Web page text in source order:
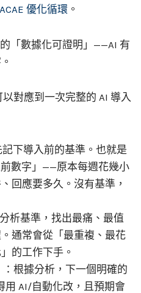
優化循環 。
「數據化可證明」——AI 有
對應到一次完整的 AI 導入
記下導入前的基準。也就是
數字」——原本每週花幾小
回應要多久。沒有基準，
分析基準，找出最痛、最值
通常會從「最重複、最花
的工作下手。
：根據分析，下一個明確的
AI/自動化改，且預期會